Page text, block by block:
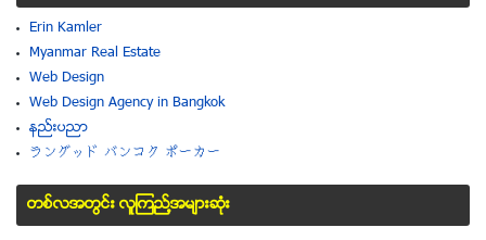
Erin Kamler
Myanmar Real Estate
Web Design
Web Design Agency in Bangkok
နည္းပညာ
ラングッド バンコク ポーカー
တစ္လအတြင္း လူၾကည္႔အမ်ားဆံုး